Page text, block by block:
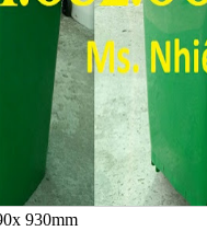
930mm